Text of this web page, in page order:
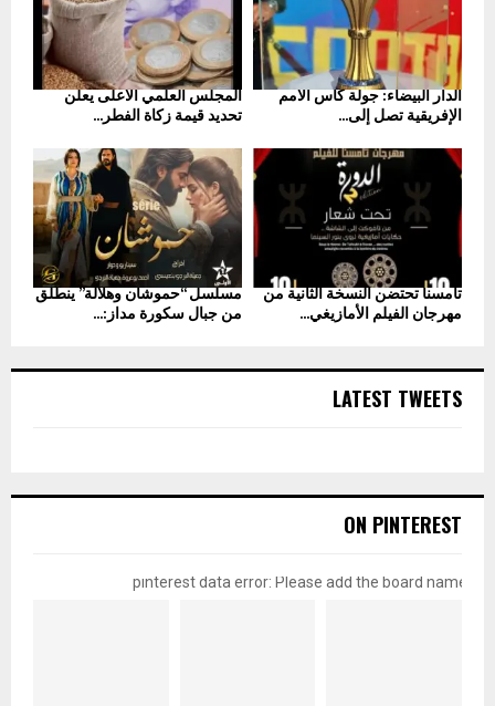
المجلس العلمي الأعلى يعلن
تحديد قيمة زكاة الفطر...
الدار البيضاء: جولة كأس الأمم
الإفريقية تصل إلى...
مسلسل “حموشان وهلالة” ينطلق
من جبال سكورة مداز:...
تامسنا تحتضن النسخة الثانية من
مهرجان الفيلم الأمازيغي...
LATEST TWEETS
ON PINTEREST
pinterest data error: Please add the board name